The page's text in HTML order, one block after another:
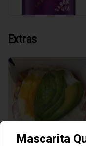
Extras
Mascarita